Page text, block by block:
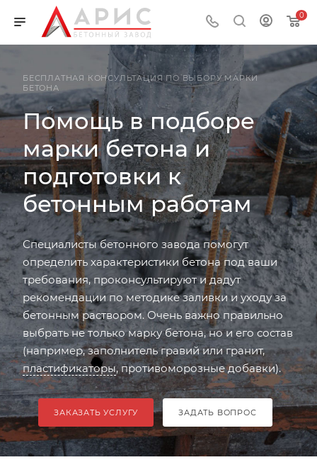
0
БЕСПЛАТНАЯ КОНСУЛЬТАЦИЯ ПО ВЫБОРУ МАРКИ
БЕТОНА
Помощь в подборе
марки бетона и
подготовки к
бетонным работам
Специалисты бетонного завода помогут
определить характеристики бетона под ваши
требования, проконсультируют и дадут
рекомендации по методике заливки и уходу за
бетонным раствором. Очень важно правильно
выбрать не только марку бетона, но и его состав
(например, заполнитель гравий или гранит,
пластификаторы, противоморозные добавки).
ЗАКАЗАТЬ УСЛУГУ ЗАДАТЬ ВОПРОС